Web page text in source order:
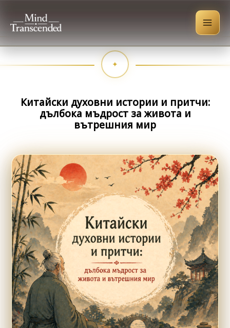
content
Китайски духовни истории и притчи:
дълбока мъдрост за живота и
вътрешния мир